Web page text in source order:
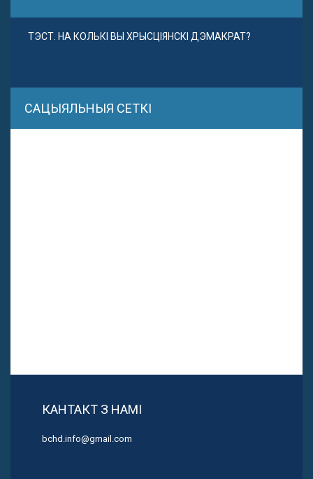
ТЭСТ. НА КОЛЬКІ ВЫ ХРЫСЦІЯНСКІ ДЭМАКРАТ?
САЦЫЯЛЬНЫЯ СЕТКІ
КАНТАКТ З НАМІ
bchd.info@gmail.com